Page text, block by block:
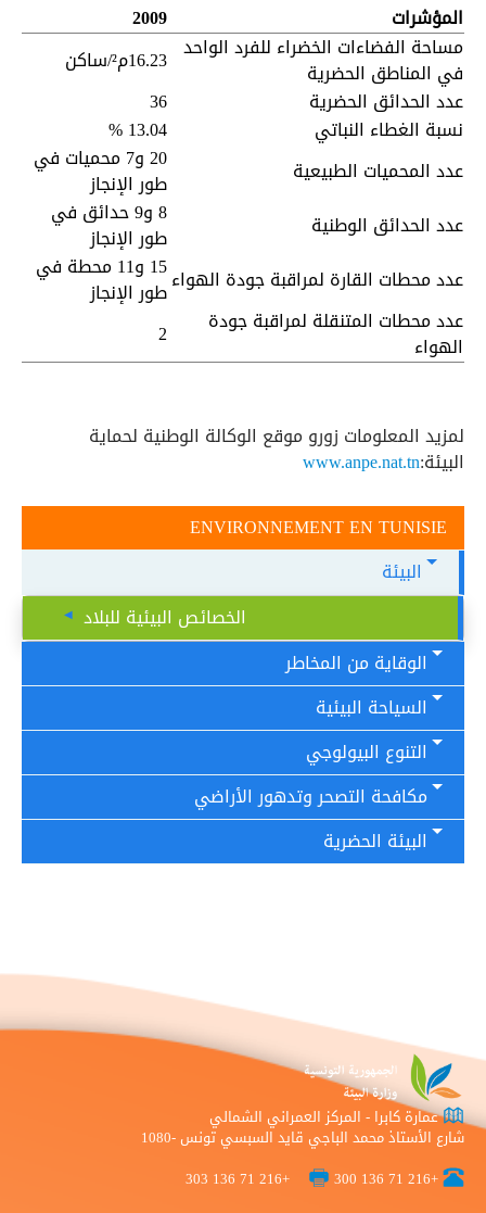
المؤشرات
2009
مساحة الفضاءات الخضراء للفرد الواحد
في المناطق الحضرية
16.23م²/ساكن
عدد الحدائق الحضرية
36
نسبة الغطاء النباتي
13.04 %
عدد المحميات الطبيعية
20 و7 محميات في
طور الإنجاز
عدد الحدائق الوطنية
8 و9 حدائق في
طور الإنجاز
عدد محطات القارة لمراقبة جودة الهواء
15 و11 محطة في
طور الإنجاز
عدد محطات المتنقلة لمراقبة جودة
الهواء 2
لمزيد المعلومات زورو موقع الوكالة الوطنية لحماية
البيئة:www.anpe.nat.tn
ENVIRONNEMENT EN TUNISIE
البيئة
الخصائص البيئية للبلاد
الوقاية من المخاطر
السياحة البيئية
التنوع البيولوجي
مكافحة التصحر وتدهور الأراضي
البيئة الحضرية
عمارة كابرا - المركز العمراني الشمالي
شارع الأستاذ محمد الباجي قايد السبسي تونس -1080
+216 71 136 300
+216 71 136 303